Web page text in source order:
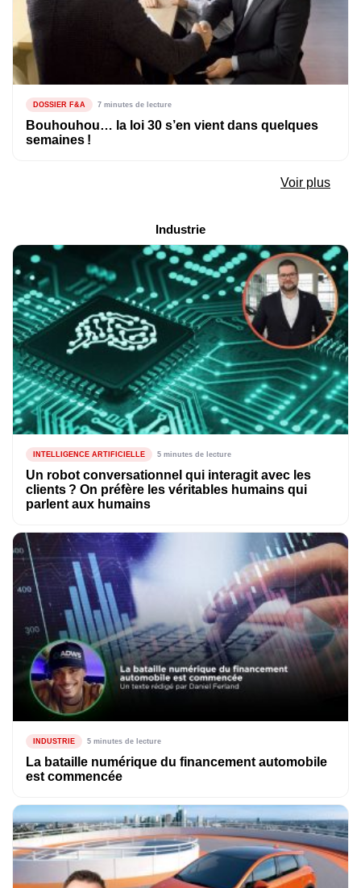
DOSSIER F&A 7 minutes de lecture
Bouhouhou… la loi 30 s’en vient dans quelques
semaines !
Voir plus
Industrie
INTELLIGENCE ARTIFICIELLE 5 minutes de lecture
Un robot conversationnel qui interagit avec les
clients ? On préfère les véritables humains qui
parlent aux humains
INDUSTRIE 5 minutes de lecture
La bataille numérique du financement automobile
est commencée